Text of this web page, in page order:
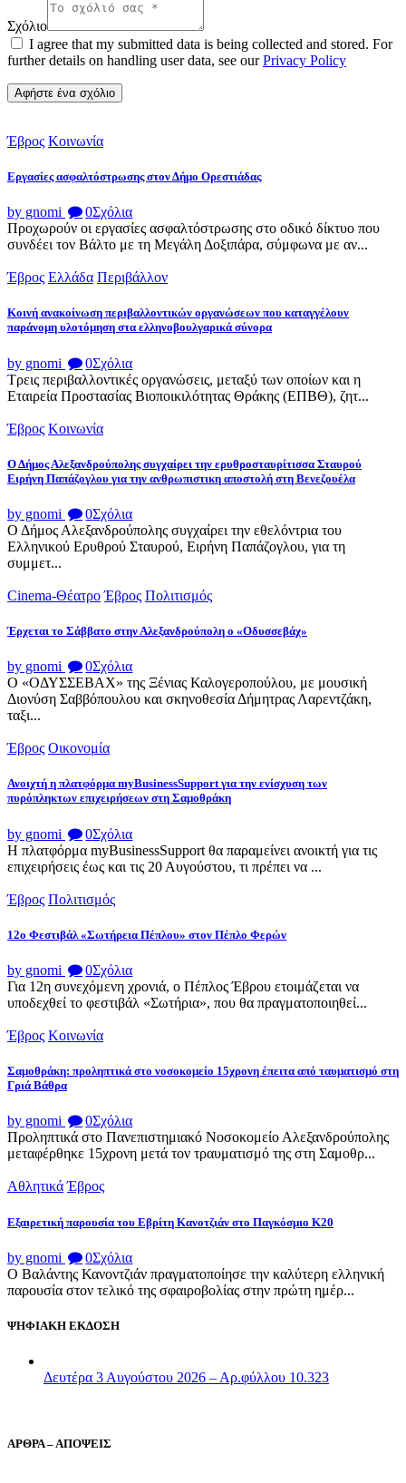
Σχόλιο
I agree that my submitted data is being collected and stored. For
further details on handling user data, see ourPrivacy Policy
Έβρος Κοινωνία
Εργασίες ασφαλτόστρωσης στον Δήμο Ορεστιάδας
by gnomi 0Σχόλια
Προχωρούν οι εργασίες ασφαλτόστρωσης στο οδικό δίκτυο που
συνδέει τον Βάλτο με τη Μεγάλη Δοξιπάρα, σύμφωνα με αν...
Έβρος Ελλάδα Περιβάλλον
Κοινή ανακοίνωση περιβαλλοντικών οργανώσεων που καταγγέλουν
παράνομη υλοτόμηση στα ελληνοβουλγαρικά σύνορα
by gnomi 0Σχόλια
Τρεις περιβαλλοντικές οργανώσεις, μεταξύ των οποίων και η
Εταιρεία Προστασίας Βιοποικιλότητας Θράκης (ΕΠΒΘ), ζητ...
Έβρος Κοινωνία
Ο Δήμος Αλεξανδρούπολης συγχαίρει την ερυθροσταυρίτισσα Σταυρού
Ειρήνη Παπάζογλου για την ανθρωπιστικη αποστολή στη Βενεζουέλα
by gnomi 0Σχόλια
Ο Δήμος Αλεξανδρούπολης συγχαίρει την εθελόντρια του
Ελληνικού Ερυθρού Σταυρού, Ειρήνη Παπάζογλου, για τη
συμμετ...
Cinema-Θέατρο Έβρος Πολιτισμός
Έρχεται το Σάββατο στην Αλεξανδρούπολη ο «Οδυσσεβάχ»
by gnomi 0Σχόλια
Ο «ΟΔΥΣΣΕΒΑΧ» της Ξένιας Καλογεροπούλου, με μουσική
Διονύση Σαββόπουλου και σκηνοθεσία Δήμητρας Λαρεντζάκη,
ταξι...
Έβρος Οικονομία
Ανοιχτή η πλατφόρμα myBusinessSupport για την ενίσχυση των
πυρόπληκτων επιχειρήσεων στη Σαμοθράκη
by gnomi 0Σχόλια
Η πλατφόρμα myBusinessSupport θα παραμείνει ανοικτή για τις
επιχειρήσεις έως και τις 20 Αυγούστου, τι πρέπει να ...
Έβρος Πολιτισμός
12ο Φεστιβάλ «Σωτήρεια Πέπλου» στον Πέπλο Φερών
by gnomi 0Σχόλια
Για 12η συνεχόμενη χρονιά, ο Πέπλος Έβρου ετοιμάζεται να
υποδεχθεί το φεστιβάλ «Σωτήρια», που θα πραγματοποιηθεί...
Έβρος Κοινωνία
Σαμοθράκη: προληπτικά στο νοσοκομείο 15χρονη έπειτα από ταυματισμό στη
Γριά Βάθρα
by gnomi 0Σχόλια
Προληπτικά στο Πανεπιστημιακό Νοσοκομείο Αλεξανδρούπολης
μεταφέρθηκε 15χρονη μετά τον τραυματισμό της στη Σαμοθρ...
Αθλητικά Έβρος
Εξαιρετική παρουσία του Εβρίτη Κανοτζιάν στο Παγκόσμιο Κ20
by gnomi 0Σχόλια
Ο Βαλάντης Κανοντζιάν πραγματοποίησε την καλύτερη ελληνική
παρουσία στον τελικό της σφαιροβολίας στην πρώτη ημέρ...
ΨΗΦΙΑΚΗ ΕΚΔΟΣΗ
Δευτέρα 3 Αυγούστου 2026 – Αρ.φύλλου 10.323
ΑΡΘΡΑ – ΑΠΟΨΕΙΣ